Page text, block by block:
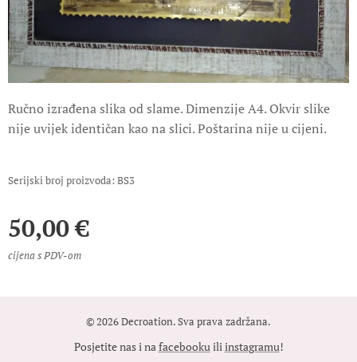
Ručno izrađena slika od slame. Dimenzije A4. Okvir slike
nije uvijek identičan kao na slici. Poštarina nije u cijeni.
Serijski broj proizvoda: BS3
50,00€
cijena s PDV-om
© 2026 Decroation. Sva prava zadržana.
Posjetite nas i nafacebookuiliinstagramu!